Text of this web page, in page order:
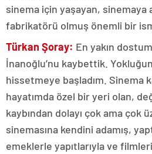
sinema için yaşayan, sinemaya
fabrikatörü olmuş önemli bir
Türkan Şoray: En yakın
İnanoğlu’nu kaybettik.
hissetmeye başladım. Sinema
hayatımda özel bir yeri olan,
kaybından dolayı çok ama çok
sinemasına kendini adamış,
emeklerle yapıtlarıyla ve